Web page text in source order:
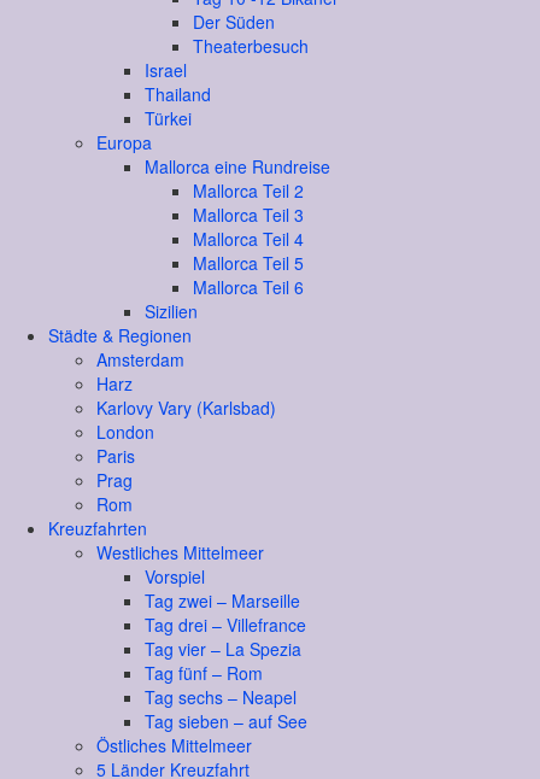
Der Süden
Theaterbesuch
Israel
Thailand
Türkei
Europa
Mallorca eine Rundreise
Mallorca Teil 2
Mallorca Teil 3
Mallorca Teil 4
Mallorca Teil 5
Mallorca Teil 6
Sizilien
Städte & Regionen
Amsterdam
Harz
Karlovy Vary (Karlsbad)
London
Paris
Prag
Rom
Kreuzfahrten
Westliches Mittelmeer
Vorspiel
Tag zwei – Marseille
Tag drei – Villefrance
Tag vier – La Spezia
Tag fünf – Rom
Tag sechs – Neapel
Tag sieben – auf See
Östliches Mittelmeer
5 Länder Kreuzfahrt